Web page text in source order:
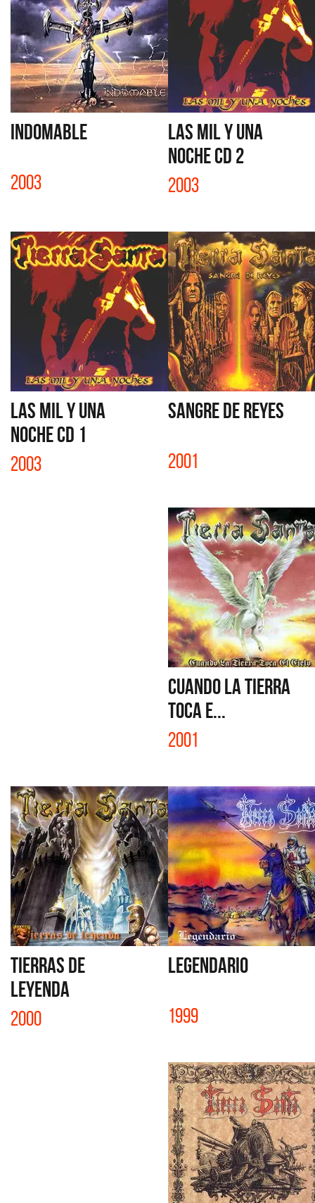
INDOMABLE
2003
LAS MIL Y UNA
NOCHE CD 2
2003
LAS MIL Y UNA
NOCHE CD 1
2003
SANGRE DE REYES
2001
CUANDO LA TIERRA
TOCA E...
2001
TIERRAS DE
LEYENDA
2000
LEGENDARIO
1999